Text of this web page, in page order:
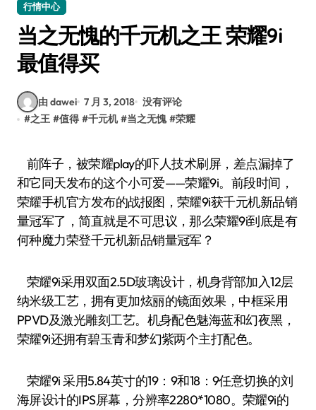
行情中心
当之无愧的千元机之王 荣耀9i
最值得买
由 dawei 7 月 3, 2018 没有评论
#之王 #值得 #千元机 #当之无愧 #荣耀
前阵子，被荣耀play的吓人技术刷屏，差点漏掉了
和它同天发布的这个小可爱——荣耀9i。前段时间，
荣耀手机官方发布的战报图，荣耀9i获千元机新品销
量冠军了，简直就是不可思议，那么荣耀9i到底是有
何种魔力荣登千元机新品销量冠军？
荣耀9i采用双面2.5D玻璃设计，机身背部加入12层
纳米级工艺，拥有更加炫丽的镜面效果，中框采用
PPVD及激光雕刻工艺。机身配色魅海蓝和幻夜黑，
荣耀9i还拥有碧玉青和梦幻紫两个主打配色。
荣耀9i 采用5.84英寸的19：9和18：9任意切换的刘
海屏设计的IPS屏幕，分辨率2280*1080。荣耀9i的